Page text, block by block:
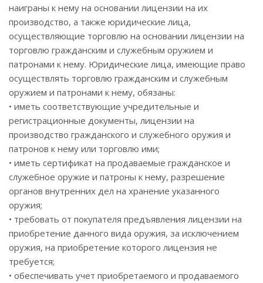
наиграны к нему на основании лицензии на их
производство, а также юридические лица,
осуществляющие торговлю на основании лицензии на
торговлю гражданским и служебным оружием и
патронами к нему. Юридические лица, имеющие право
осуществлять торговлю гражданским и служебным
оружием и патронами к нему, обязаны:
• иметь соответствующие учредительные и
регистрационные документы, лицензии на
производство гражданского и служебного оружия и
патронов к нему или торговлю ими;
• иметь сертификат на продаваемые гражданское и
служебное оружие и патроны к нему, разрешение
органов внутренних дел на хранение указанного
оружия;
• требовать от покупателя предъявления лицензии на
приобретение данного вида оружия, за исключением
оружия, на приобретение которого лицензия не
требуется;
• обеспечивать учет приобретаемого и продаваемого